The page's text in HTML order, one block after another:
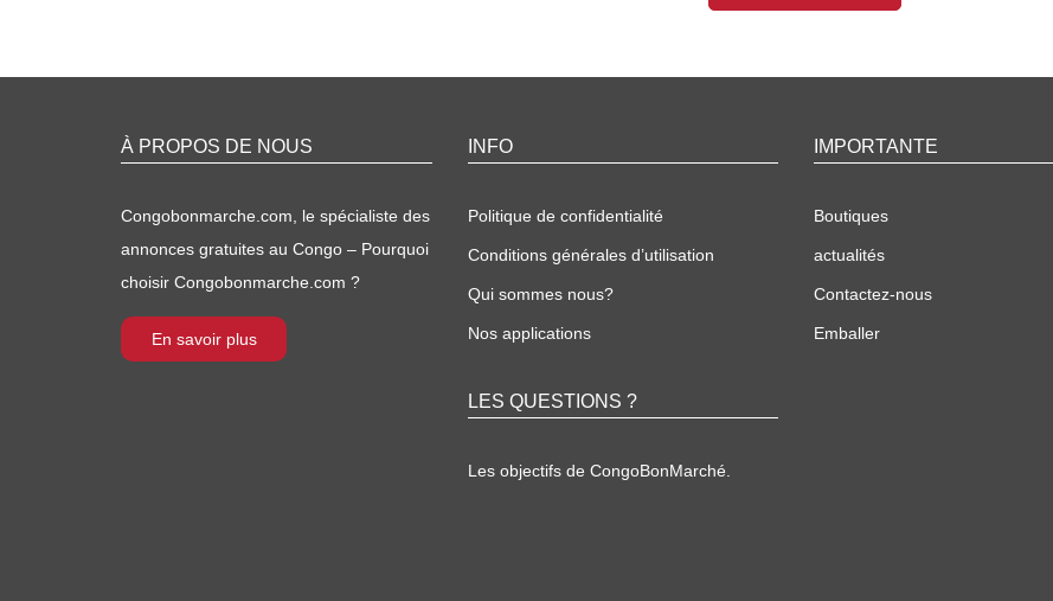
À PROPOS DE NOUS
Congobonmarche.com, le spécialiste des
annonces gratuites au Congo – Pourquoi
choisir Congobonmarche.com ?
En savoir plus
INFO
Politique de confidentialité
Conditions générales d’utilisation
Qui sommes nous?
Nos applications
LES QUESTIONS ?
Les objectifs de CongoBonMarché.
IMPORTANTE
Boutiques
actualités
Contactez-nous
Emballer